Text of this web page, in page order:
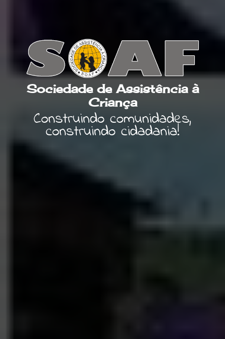
Sociedade de Assistência à
Criança
Construindo comunidades,
construindo cidadania!